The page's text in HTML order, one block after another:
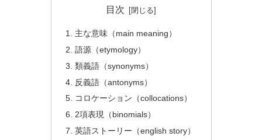
目次
主な意味（main meaning）
語源（etymology）
類義語（synonyms）
反義語（antonyms）
コロケーション（collocations）
2項表現（binomials）
英語ストーリー（english story）